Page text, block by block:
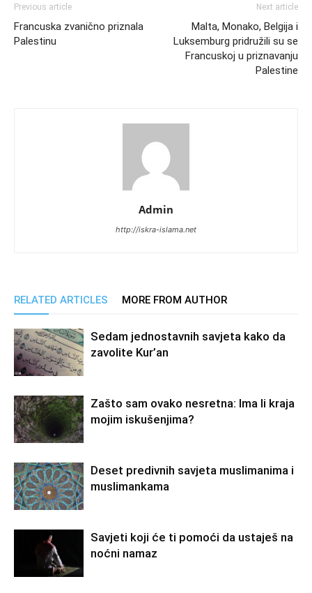
Previous article
Francuska zvanično priznala
Palestinu
Next article
Malta, Monako, Belgija i
Luksemburg pridružili su se
Francuskoj u priznavanju
Palestine
Admin
http://iskra-islama.net
RELATED ARTICLES MORE FROM AUTHOR
Sedam jednostavnih savjeta kako da
zavolite Kur’an
Zašto sam ovako nesretna: Ima li kraja
mojim iskušenjima?
Deset predivnih savjeta muslimanima i
muslimankama
Savjeti koji će ti pomoći da ustaješ na
noćni namaz